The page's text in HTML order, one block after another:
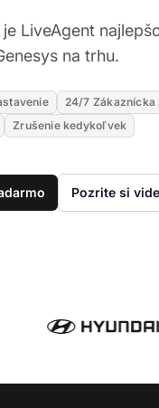
LiveAgent
na trhu.
24/7 Zákaznícka
Zrušenie kedykoľvek
Pozrite si